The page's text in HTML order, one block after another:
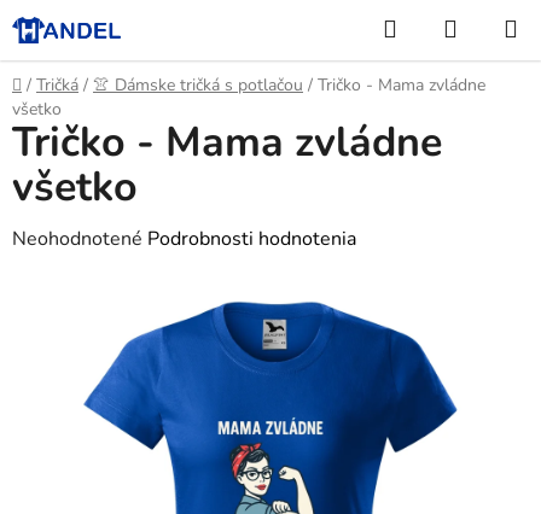
Prejsť
na
obsah
Hľadať
KOŠÍK
Domov
/ Tričká / 👚 Dámske tričká s potlačou / Tričko - Mama zvládne
všetko
Tričko - Mama zvládne
všetko
Priemerné
Neohodnotené Podrobnosti hodnotenia